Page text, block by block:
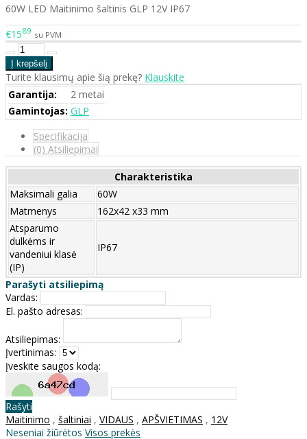
60W LED Maitinimo šaltinis GLP 12V IP67
€1589 su PVM
Turite klausimų apie šią prekę? Klauskite
Garantija:
2 metai
Gamintojas: GLP
Specifikacija
(0) Atsiliepimai
Charakteristika
Maksimali galia
60W
Matmenys
162x42 x33 mm
Atsparumo
dulkėms ir
vandeniui klasė
(IP)
IP67
Parašyti atsiliepimą
Vardas:
El. pašto adresas:
Atsiliepimas:
Įvertinimas:
Įveskite saugos kodą:
Rašyti
Maitinimo , šaltiniai , VIDAUS , APŠVIETIMAS , 12V
Neseniai žiūrėtos Visos prekės